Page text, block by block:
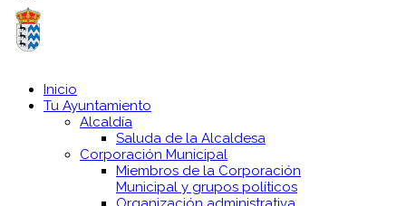
Inicio
Tu Ayuntamiento
Alcaldía
Saluda de la Alcaldesa
Corporación Municipal
Miembros de la Corporación
Municipal y grupos políticos